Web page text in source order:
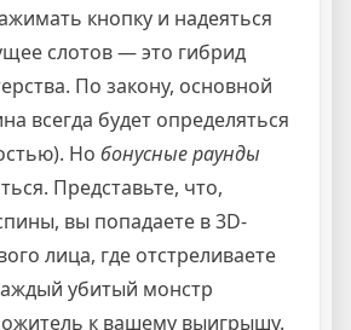
кнопку и надеяться
слотов — это гибрид
По закону, основной
всегда будет определяться
Но бонусные раунды
Представьте, что,
вы попадаете в 3D-
лица, где отстреливаете
убитый монстр
к вашему выигрышу.